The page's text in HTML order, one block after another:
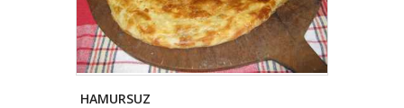
HAMURSUZ